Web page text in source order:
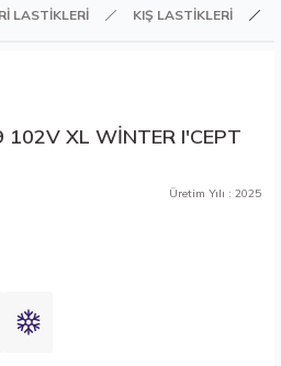
LASTİKLERİ KIŞ LASTİKLERİ
XL WİNTER I'CEPT
Üretim Yılı : 2025